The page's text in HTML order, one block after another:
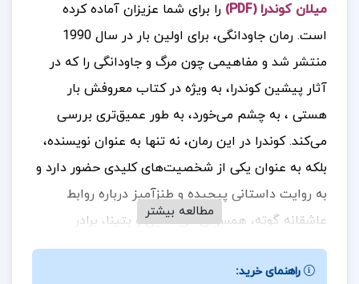
میلان کوندرا (PDF)
را برای شما عزیزان آماده کرده
است.
رمان جاودانگی، برای اولین بار در سال 1990
منتشر شد و مفاهیمی چون مرگ و جاودانگی را که در
آثار پیشین کوندرا، به ویژه در کتاب معروفش بار
هستی ، به چشم می‌خورد، به طور عمیق‌تری بررسی
می‌کند. کوندرا در این رمان، نه تنها به عنوان نویسنده،
بلکه به عنوان یکی از شخصیت‌های کلیدی حضور دارد و
به روایت داستانی پیچیده و طنزآمیز درباره روابط
عاشقانه گوته، همسرش کریستین و بتینا، برادر
کوچک‌تر گوته، می‌پردازد. این ماجرای تاریخی در کنار
داستان امروزی‌تری از سه شخصیت پاریسی یعنی پل،
مطالعه بیشتر
راهنمای خرید: